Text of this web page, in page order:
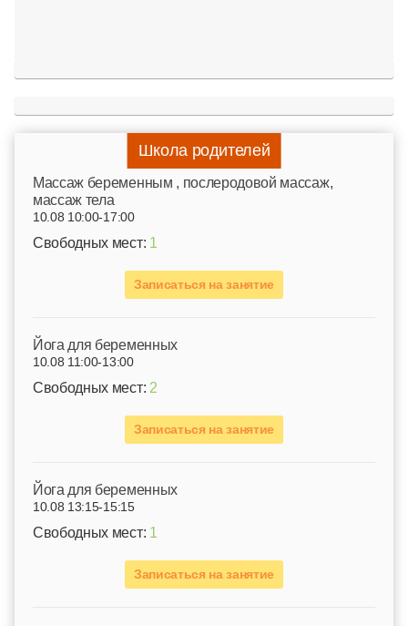
Школа родителей
Mассаж беременным , послеродовой массаж,
массаж тела
10.08 10:00-17:00
Свободных мест: 1
Записаться на занятие
Йога для беременных
10.08 11:00-13:00
Свободных мест: 2
Записаться на занятие
Йога для беременных
10.08 13:15-15:15
Свободных мест: 1
Записаться на занятие